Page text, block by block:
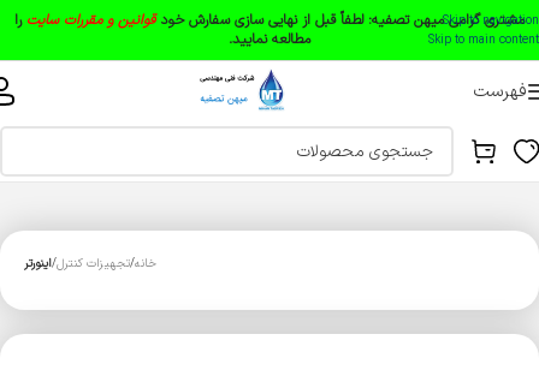
Skip to navigation
Skip to main content
مشتری گرامی میهن تصفیه: لطفاً قبل از نهایی سازی سفارش خودقوانین و مقررات سایت را
مطالعه نمایید.
فهرست
خانه تجهیزات کنترل اینورتر